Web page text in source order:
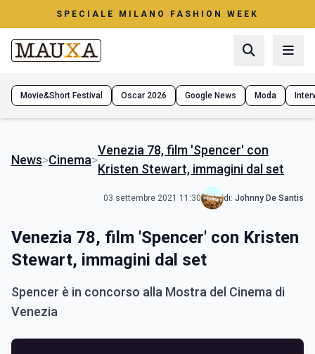
SPECIALE MILANO FASHION WEEK
Movie&Short Festival Oscar 2026 Google News Moda
News>Cinema>
Venezia 78, film 'Spencer' con
Kristen Stewart, immagini dal set
03 settembre 2021 11:30 di: Johnny De Santis
Venezia 78, film 'Spencer' con Kristen
Stewart, immagini dal set
Spencer è in concorso alla Mostra del Cinema di
Venezia